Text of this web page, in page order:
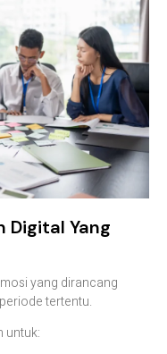
Digital Yang
yang dirancang
tertentu.
untuk: